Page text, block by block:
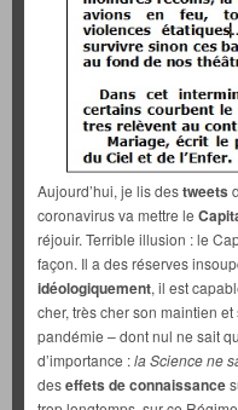
Aujourd’hui, je lis destweets
coronavirus va mettre le
réjouir. Terrible illusion : le
façon. Il a des réserves
idéologiquement, il est
cher, très cher son maintien
pandémie – dont nul ne sait
d’importance :la Science ne
deseffets de connaissance